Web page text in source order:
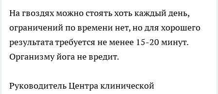
На гвоздях можно стоять хоть каждый день,
ограничений по времени нет, но для хорошего
результата требуется не менее 15-20 минут.
Организму йога не вредит.
Руководитель Центра клинической